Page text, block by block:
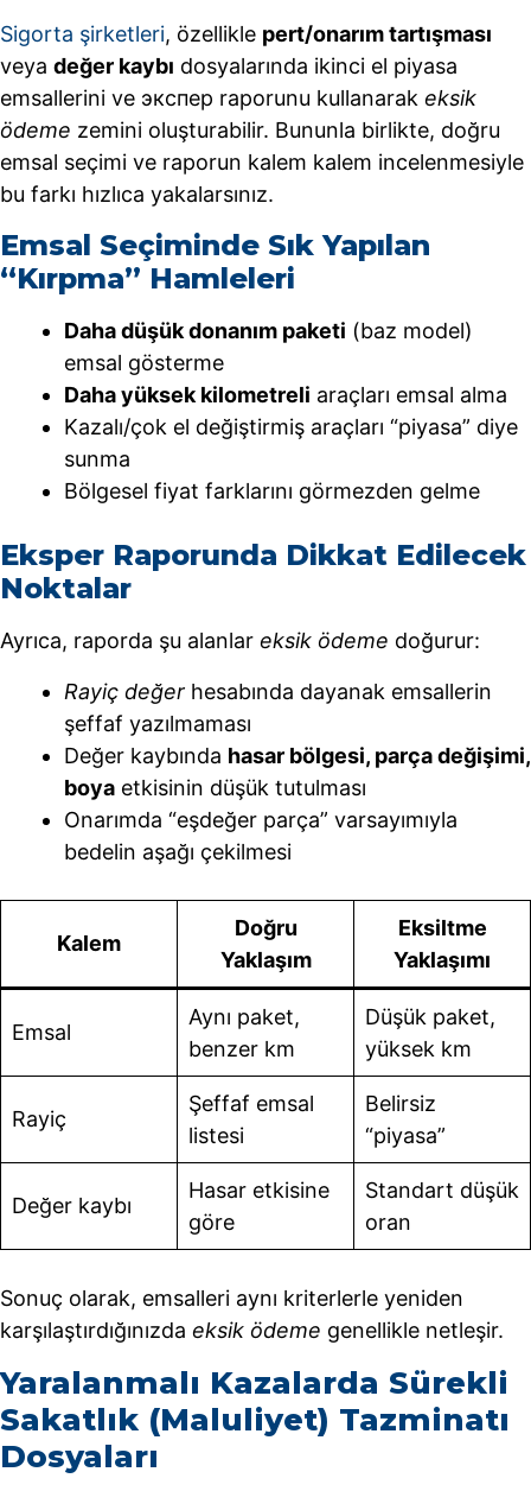
Sigorta şirketleri, özellikle pert/onarım tartışması
veya değer kaybı dosyalarında ikinci el piyasa
emsallerini ve экспер raporunu kullanarak eksik
ödeme zemini oluşturabilir. Bununla birlikte, doğru
emsal seçimi ve raporun kalem kalem incelenmesiyle
bu farkı hızlıca yakalarsınız.
Emsal Seçiminde Sık Yapılan
“Kırpma” Hamleleri
Daha düşük donanım paketi (baz model)
emsal gösterme
Daha yüksek kilometreli araçları emsal alma
Kazalı/çok el değiştirmiş araçları “piyasa” diye
sunma
Bölgesel fiyat farklarını görmezden gelme
Eksper Raporunda Dikkat Edilecek
Noktalar
Ayrıca, raporda şu alanlar eksik ödeme doğurur:
Rayiç değer hesabında dayanak emsallerin
şeffaf yazılmaması
Değer kaybında hasar bölgesi, parça değişimi,
boya etkisinin düşük tutulması
Onarımda “eşdeğer parça” varsayımıyla
bedelin aşağı çekilmesi
Kalem
Doğru
Yaklaşım
Eksiltme
Yaklaşımı
Emsal
Aynı paket,
benzer km
Düşük paket,
yüksek km
Rayiç
Şeffaf emsal
listesi
Belirsiz
“piyasa”
Değer kaybı
Hasar etkisine
göre
Standart düşük
oran
Sonuç olarak, emsalleri aynı kriterlerle yeniden
karşılaştırdığınızda eksik ödeme genellikle netleşir.
Yaralanmalı Kazalarda Sürekli
Sakatlık (Maluliyet) Tazminatı
Dosyaları